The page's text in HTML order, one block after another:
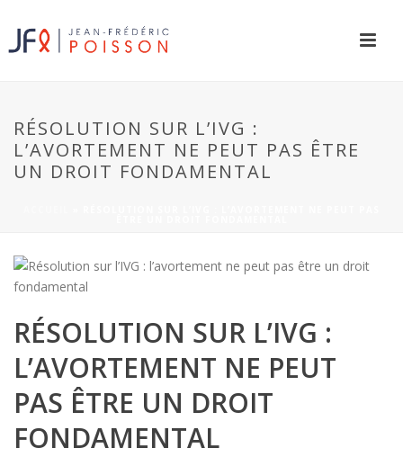
RÉSOLUTION SUR L’IVG :
L’AVORTEMENT NE PEUT PAS ÊTRE
UN DROIT FONDAMENTAL
RÉSOLUTION SUR L’IVG :
L’AVORTEMENT NE PEUT
PAS ÊTRE UN DROIT
FONDAMENTAL